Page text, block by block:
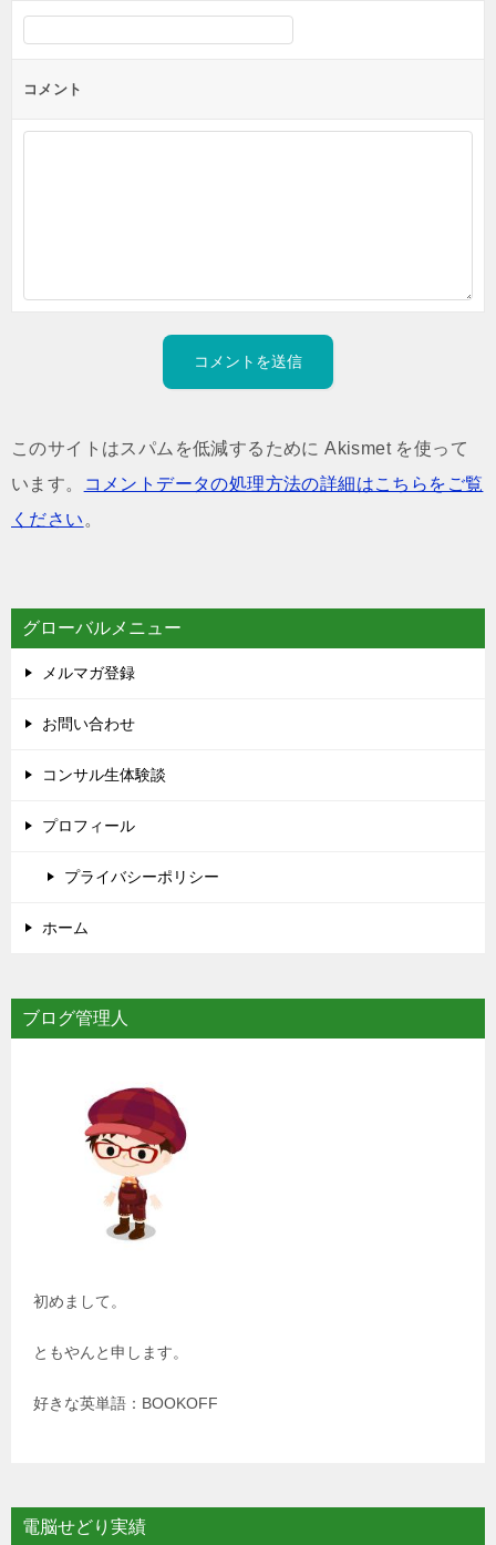
コメント
このサイトはスパムを低減するために Akismet を使って
います。
コメントデータの処理方法の詳細はこちらをご覧
ください 。
グローバルメニュー
メルマガ登録
お問い合わせ
コンサル生体験談
プロフィール
プライバシーポリシー
ホーム
ブログ管理人
初めまして。
ともやんと申します。
好きな英単語：BOOKOFF
電脳せどり実績